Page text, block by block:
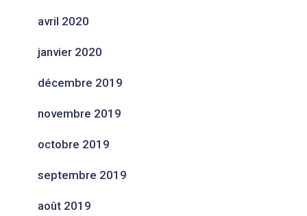
avril 2020
janvier 2020
décembre 2019
novembre 2019
octobre 2019
septembre 2019
août 2019